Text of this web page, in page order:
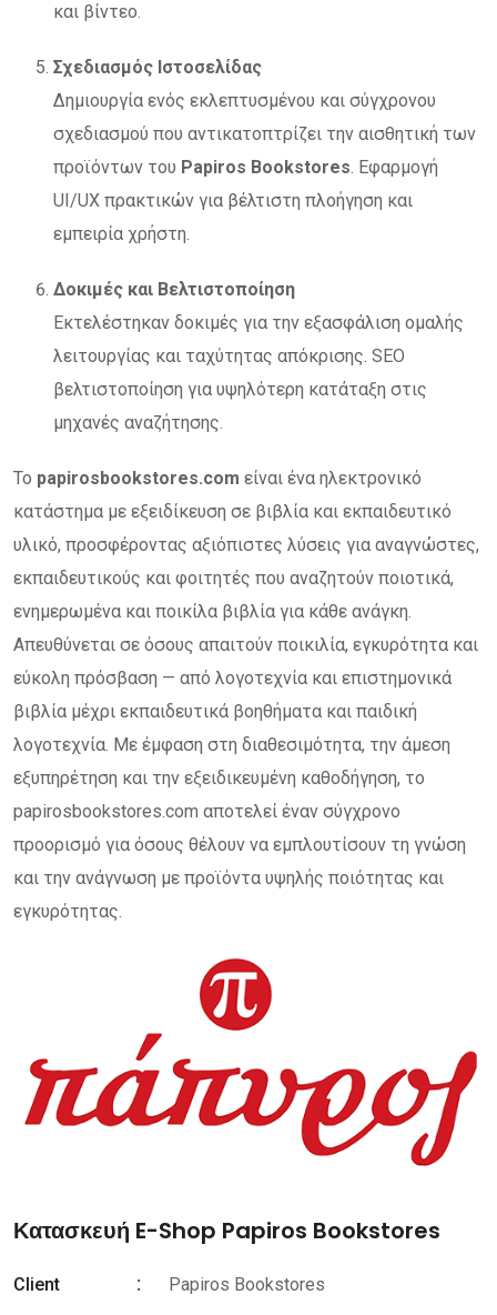
και βίντεο.
Σχεδιασμός Ιστοσελίδας
Δημιουργία ενός εκλεπτυσμένου και σύγχρονου
σχεδιασμού που αντικατοπτρίζει την αισθητική των
προϊόντων του Papiros Bookstores . Εφαρμογή
UI/UX πρακτικών για βέλτιστη πλοήγηση και
εμπειρία χρήστη.
Δοκιμές και Βελτιστοποίηση
Εκτελέστηκαν δοκιμές για την εξασφάλιση ομαλής
λειτουργίας και ταχύτητας απόκρισης. SEO
βελτιστοποίηση για υψηλότερη κατάταξη στις
μηχανές αναζήτησης.
Το papirosbookstores.com είναι ένα ηλεκτρονικό
κατάστημα με εξειδίκευση σε βιβλία και εκπαιδευτικό
υλικό, προσφέροντας αξιόπιστες λύσεις για αναγνώστες,
εκπαιδευτικούς και φοιτητές που αναζητούν ποιοτικά,
ενημερωμένα και ποικίλα βιβλία για κάθε ανάγκη.
Απευθύνεται σε όσους απαιτούν ποικιλία, εγκυρότητα και
εύκολη πρόσβαση — από λογοτεχνία και επιστημονικά
βιβλία μέχρι εκπαιδευτικά βοηθήματα και παιδική
λογοτεχνία. Με έμφαση στη διαθεσιμότητα, την άμεση
εξυπηρέτηση και την εξειδικευμένη καθοδήγηση, το
papirosbookstores.com αποτελεί έναν σύγχρονο
προορισμό για όσους θέλουν να εμπλουτίσουν τη γνώση
και την ανάγνωση με προϊόντα υψηλής ποιότητας και
εγκυρότητας.
Κατασκευή E-Shop Papiros Bookstores
Client
Papiros Bookstores